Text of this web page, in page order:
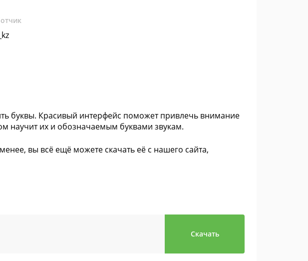
буквы. Красивый интерфейс поможет привлечь внимание
научит их и обозначаемым буквами звукам.
вы всё ещё можете скачать её с нашего сайта,
Скачать